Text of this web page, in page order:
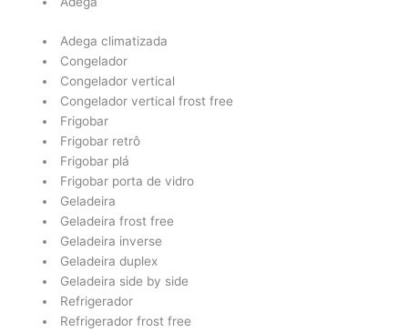
Adega climatizada
Congelador
Congelador vertical
Congelador vertical frost free
Frigobar
Frigobar retrô
Frigobar plá
Frigobar porta de vidro
Geladeira
Geladeira frost free
Geladeira inverse
Geladeira duplex
Geladeira side by side
Refrigerador
Refrigerador frost free